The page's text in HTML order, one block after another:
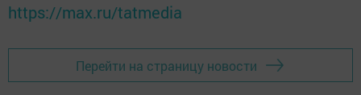
https://max.ru/tatmedia
Перейти на страницу новости